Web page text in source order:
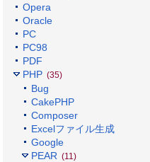
Opera
Oracle
PC
PC98
PDF
PHP (35)
Bug
CakePHP
Composer
Excelファイル生成
Google
PEAR (11)